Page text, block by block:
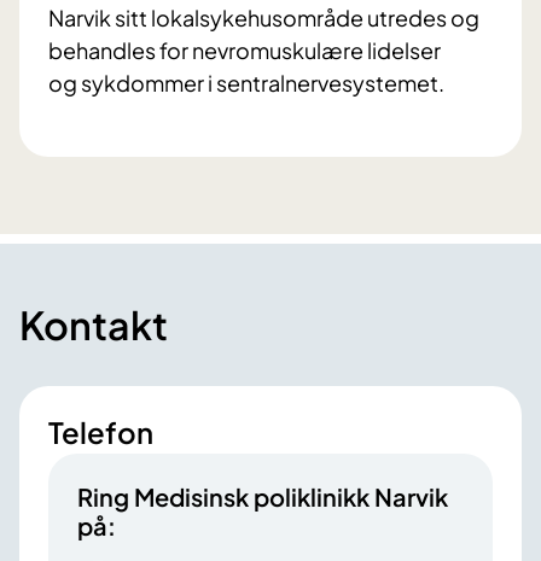
Narvik sitt lokalsykehusområde utredes og
behandles for nevromuskulære lidelser
og sykdommer i sentralnervesystemet.
Kontakt
Telefon
Ring Medisinsk poliklinikk Narvik
på: